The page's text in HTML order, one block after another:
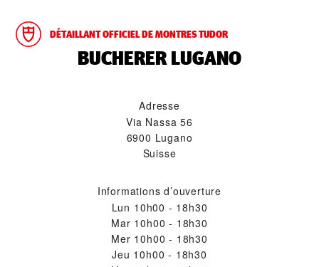
DÉTAILLANT OFFICIEL DE MONTRES TUDOR
‭BUCHERER LUGANO‬
Adresse
Via Nassa 56
6900 Lugano
Suisse
Informations d’ouverture
Lun 10h00 - 18h30
Mar 10h00 - 18h30
Mer 10h00 - 18h30
Jeu 10h00 - 18h30